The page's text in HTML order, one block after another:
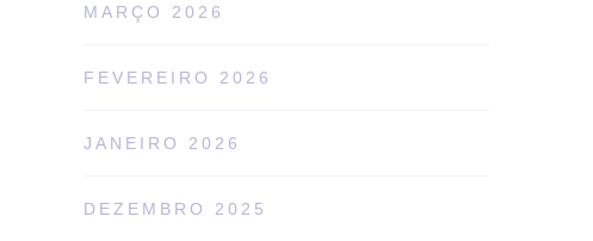
MARÇO 2026
FEVEREIRO 2026
JANEIRO 2026
DEZEMBRO 2025